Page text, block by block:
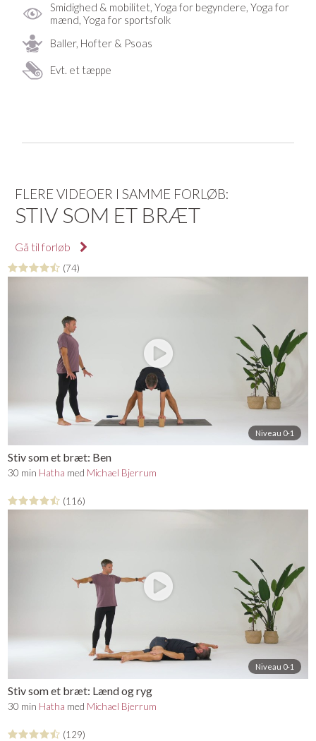
Smidighed & mobilitet, Yoga for begyndere, Yoga for
mænd, Yoga for sportsfolk
Baller, Hofter & Psoas
Evt. et tæppe
FLERE VIDEOER I SAMME FORLØB:
STIV SOM ET BRÆT
Gå til forløb
(74)
Niveau 0-1
Stiv som et bræt: Ben
30 min Hatha med Michael Bjerrum
(116)
Niveau 0-1
Stiv som et bræt: Lænd og ryg
30 min Hatha med Michael Bjerrum
(129)